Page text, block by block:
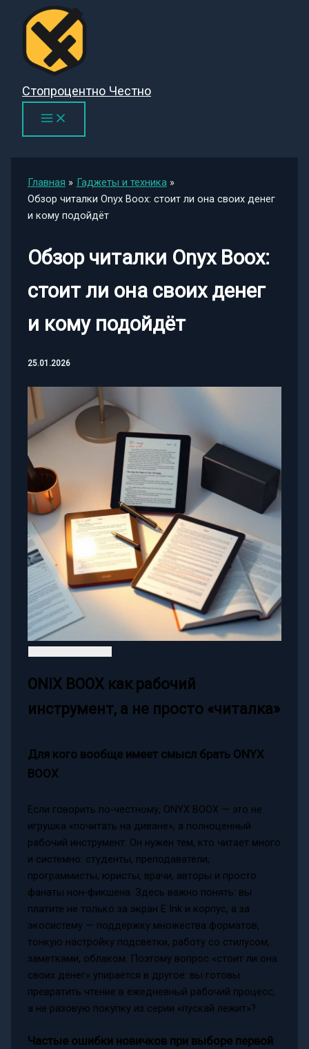
Перейти
содержимому
Стопроцентно Честно
Главная
Гаджеты и техника
Обзор читалки Onyx Boox: стоит ли она своих денег
и кому подойдёт
Обзор читалки Onyx Boox:
стоит ли она своих денег
и кому подойдёт
25.01.2026
ONIX BOOX как рабочий
инструмент, а не просто «читалка»
Для кого вообще имеет смысл брать ONYX
BOOX
Если говорить по‑честному, ONYX BOOX — это не
игрушка «почитать на диване», а полноценный
рабочий инструмент. Он нужен тем, кто читает много
и системно: студенты, преподаватели,
программисты, юристы, врачи, авторы и просто
фанаты нон‑фикшена. Здесь важно понять: вы
платите не только за экран E Ink и корпус, а за
экосистему — поддержку множества форматов,
тонкую настройку подсветки, работу со стилусом,
заметками, облаком. Поэтому вопрос «стоит ли она
своих денег» упирается в другое: вы готовы
превратить чтение в ежедневный рабочий процесс,
а не разовую покупку из серии «пускай лежит»?
Частые ошибки новичков при выборе первой